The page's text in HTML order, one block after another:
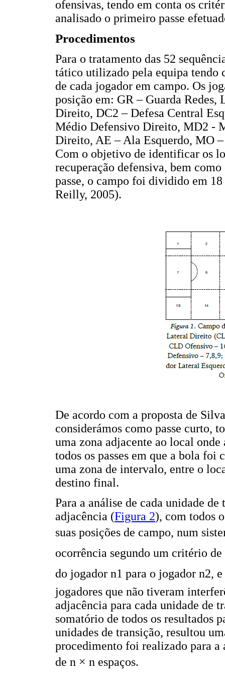
ofensivas, tendo em conta os
analisado o primeiro passe
Procedimentos
Para o tratamento das 52
tático utilizado pela equipa
de cada jogador em campo. Os
posição em: GR – Guarda
Direito, DC2 – Defesa Central
Médio Defensivo Direito, MD2 -
Direito, AE – Ala Esquerdo, MO
Com o objetivo de identificar os
recuperação defensiva, bem
passe, o campo foi dividido em
Reilly, 2005).
De acordo com a proposta de
considerámos como passe curto,
uma zona adjacente ao local
todos os passes em que a bola
uma zona de intervalo, entre o
destino final.
Para a análise de cada unidade
adjacência (Figura 2), com todos
suas posições de campo, num
ocorrência segundo um critério de
do jogador n1 para o jogador
jogadores que não tiveram
adjacência para cada unidade de
somatório de todos os resultados
unidades de transição, resultou
procedimento foi realizado para a
de n × n espaços.